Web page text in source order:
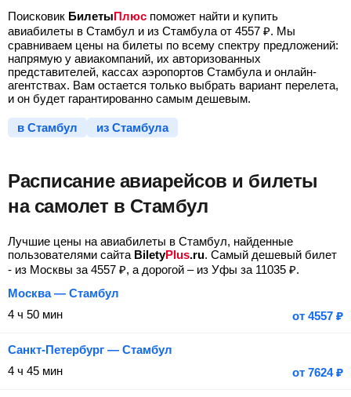
Поисковик БилетыПлюс поможет найти и купить
авиабилеты в Стамбул и из Стамбула от 4557 ₽. Мы
сравниваем цены на билеты по всему спектру предложений:
напрямую у авиакомпаний, их авторизованных
представителей, кассах аэропортов Стамбула и онлайн-
агентствах. Вам остается только выбрать вариант перелета,
и он будет гарантированно самым дешевым.
в Стамбул из Стамбула
Расписание авиарейсов и билеты
на самолет в Стамбул
Лучшие цены на авиабилеты в Стамбул, найденные
пользователями сайта BiletyPlus.ru. Самый дешевый билет
- из Москвы за 4557 ₽, а дорогой – из Уфы за 11035 ₽.
Москва — Стамбул
4 ч 50 мин
от 4557 ₽
Санкт-Петербург — Стамбул
4 ч 45 мин
от 7624 ₽